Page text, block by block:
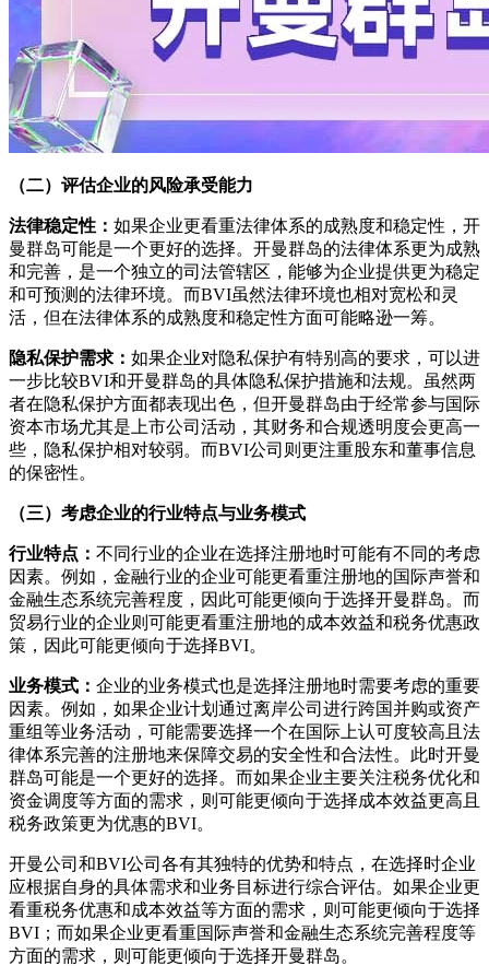
（二）评估企业的风险承受能力
法律稳定性： 如果企业更看重法律体系的成熟度和稳定性，开
曼群岛可能是一个更好的选择。开曼群岛的法律体系更为成熟
和完善，是一个独立的司法管辖区，能够为企业提供更为稳定
和可预测的法律环境。而BVI虽然法律环境也相对宽松和灵
活，但在法律体系的成熟度和稳定性方面可能略逊一筹。
隐私保护需求： 如果企业对隐私保护有特别高的要求，可以进
一步比较BVI和开曼群岛的具体隐私保护措施和法规。虽然两
者在隐私保护方面都表现出色，但开曼群岛由于经常参与国际
资本市场尤其是上市公司活动，其财务和合规透明度会更高一
些，隐私保护相对较弱。而BVI公司则更注重股东和董事信息
的保密性。
（三）考虑企业的行业特点与业务模式
行业特点： 不同行业的企业在选择注册地时可能有不同的考虑
因素。例如，金融行业的企业可能更看重注册地的国际声誉和
金融生态系统完善程度，因此可能更倾向于选择开曼群岛。而
贸易行业的企业则可能更看重注册地的成本效益和税务优惠政
策，因此可能更倾向于选择BVI。
业务模式： 企业的业务模式也是选择注册地时需要考虑的重要
因素。例如，如果企业计划通过离岸公司进行跨国并购或资产
重组等业务活动，可能需要选择一个在国际上认可度较高且法
律体系完善的注册地来保障交易的安全性和合法性。此时开曼
群岛可能是一个更好的选择。而如果企业主要关注税务优化和
资金调度等方面的需求，则可能更倾向于选择成本效益更高且
税务政策更为优惠的BVI。
开曼公司和BVI公司各有其独特的优势和特点，在选择时企业
应根据自身的具体需求和业务目标进行综合评估。如果企业更
看重税务优惠和成本效益等方面的需求，则可能更倾向于选择
BVI；而如果企业更看重国际声誉和金融生态系统完善程度等
方面的需求，则可能更倾向于选择开曼群岛。